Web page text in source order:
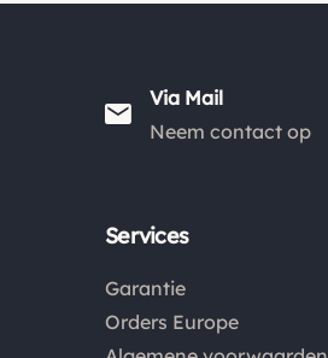
Via Mail
Neem contact op
Services
Garantie
Orders Europe